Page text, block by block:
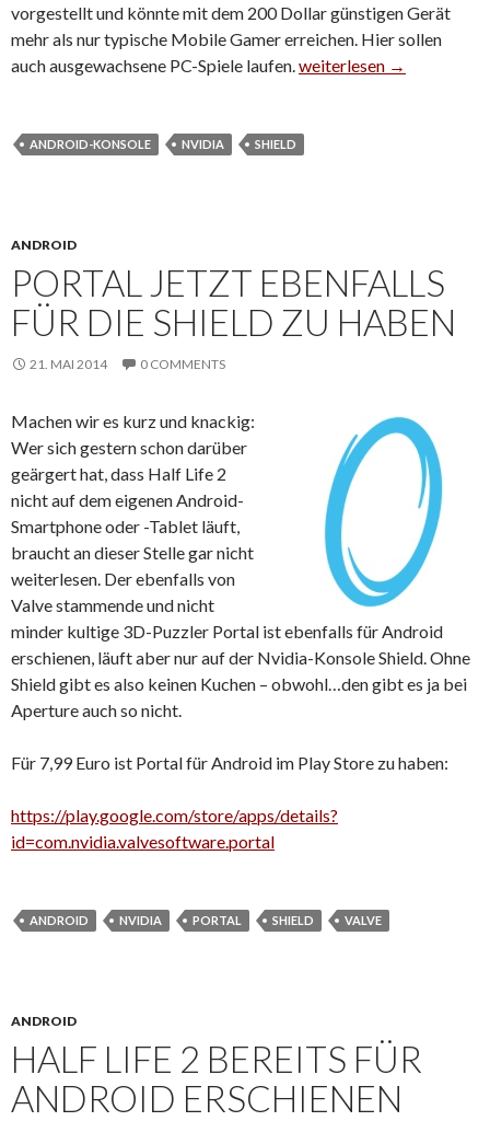
vorgestellt und könnte mit dem 200 Dollar günstigen Gerät
mehr als nur typische Mobile Gamer erreichen. Hier sollen
auch ausgewachsene PC-Spiele laufen. Shield: Auch Nvidia hat
weiterlesen →
ANDROID-KONSOLE NVIDIA SHIELD
ANDROID
PORTAL JETZT EBENFALLS
FÜR DIE SHIELD ZU HABEN
21. MAI 2014 0 COMMENTS
Machen wir es kurz und knackig:
Wer sich gestern schon darüber
geärgert hat, dass Half Life 2
nicht auf dem eigenen Android-
Smartphone oder -Tablet läuft,
braucht an dieser Stelle gar nicht
weiterlesen. Der ebenfalls von
Valve stammende und nicht
minder kultige 3D-Puzzler Portal ist ebenfalls für Android
erschienen, läuft aber nur auf der Nvidia-Konsole Shield. Ohne
Shield gibt es also keinen Kuchen – obwohl…den gibt es ja bei
Aperture auch so nicht.
Für 7,99 Euro ist Portal für Android im Play Store zu haben:
https://play.google.com/store/apps/details?
id=com.nvidia.valvesoftware.portal
ANDROID NVIDIA PORTAL SHIELD VALVE
ANDROID
HALF LIFE 2 BEREITS FÜR
ANDROID ERSCHIENEN